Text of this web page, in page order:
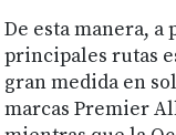
De esta manera, a
principales rutas
gran medida en
marcas Premier